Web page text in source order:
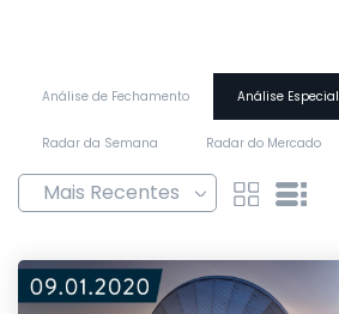
Análise de Fechamento Análise Especial
Radar da Semana Radar do Mercado